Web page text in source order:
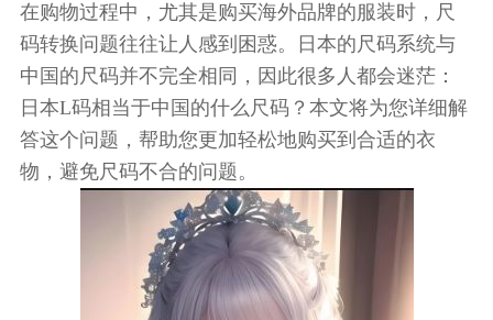
在购物过程中，尤其是购买海外品牌的服装时，尺
码转换问题往往让人感到困惑。日本的尺码系统与
中国的尺码并不完全相同，因此很多人都会迷茫：
日本L码相当于中国的什么尺码？本文将为您详细解
答这个问题，帮助您更加轻松地购买到合适的衣
物，避免尺码不合的问题。